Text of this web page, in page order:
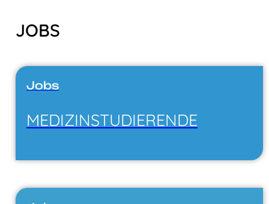
JOBS
Jobs
MEDIZIN­STUDIERENDE